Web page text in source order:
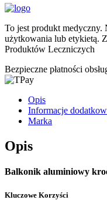
To jest produkt medyczny.
użytkowania lub etykietą.
Produktów Leczniczych
Bezpieczne płatności
Opis
Informacje
Marka
Opis
Balkonik aluminiowy
Kluczowe Korzyści